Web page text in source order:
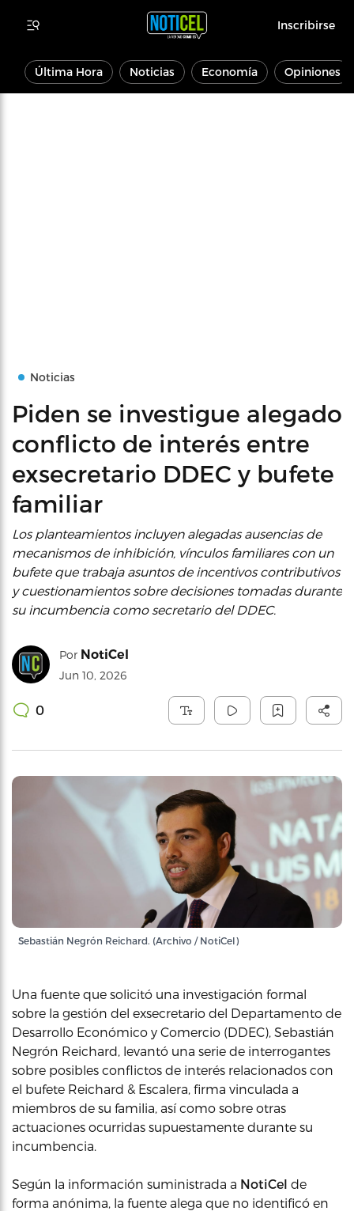
Inscribirse
Última Hora Noticias Economía Opiniones
Noticias
Piden se investigue alegado
conflicto de interés entre
exsecretario DDEC y bufete
familiar
Los planteamientos incluyen alegadas ausencias de
mecanismos de inhibición, vínculos familiares con un
bufete que trabaja asuntos de incentivos contributivos
y cuestionamientos sobre decisiones tomadas durante
su incumbencia como secretario del DDEC.
Por NotiCel
Jun 10, 2026
0
Sebastián Negrón Reichard. (Archivo / NotiCel)
Una fuente que solicitó una investigación formal
sobre la gestión del exsecretario del Departamento de
Desarrollo Económico y Comercio (DDEC), Sebastián
Negrón Reichard, levantó una serie de interrogantes
sobre posibles conflictos de interés relacionados con
el bufete Reichard & Escalera, firma vinculada a
miembros de su familia, así como sobre otras
actuaciones ocurridas supuestamente durante su
incumbencia.
Según la información suministrada a NotiCel de
forma anónima, la fuente alega que no identificó en